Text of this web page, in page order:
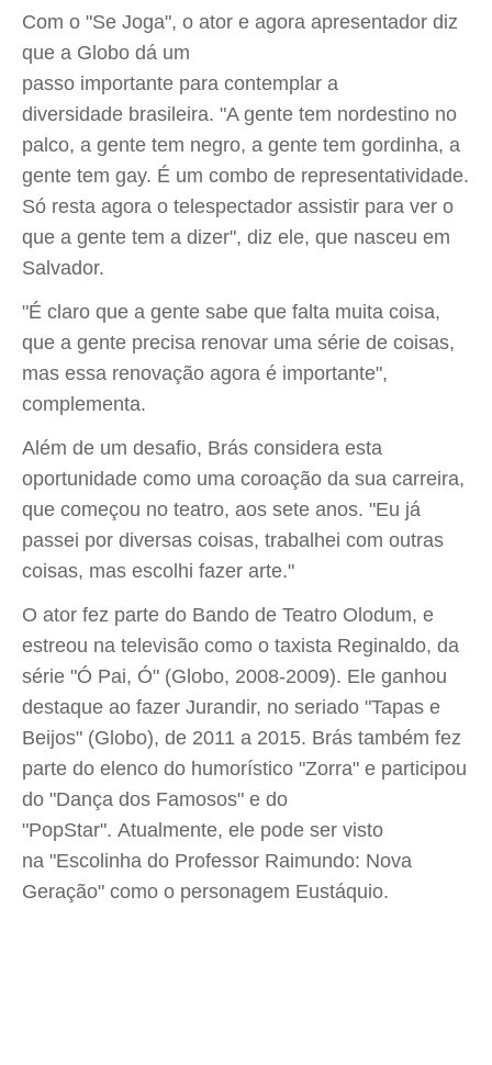
Com o "Se Joga", o ator e agora apresentador diz
que a Globo dá um
passo importante para contemplar a
diversidade brasileira. "A gente tem nordestino no
palco, a gente tem negro, a gente tem gordinha, a
gente tem gay. É um combo de representatividade.
Só resta agora o telespectador assistir para ver o
que a gente tem a dizer", diz ele, que nasceu em
Salvador.
"É claro que a gente sabe que falta muita coisa,
que a gente precisa renovar uma série de coisas,
mas essa renovação agora é importante",
complementa.
Além de um desafio, Brás considera esta
oportunidade como uma coroação da sua carreira,
que começou no teatro, aos sete anos. "Eu já
passei por diversas coisas, trabalhei com outras
coisas, mas escolhi fazer arte."
O ator fez parte do Bando de Teatro Olodum, e
estreou na televisão como o taxista Reginaldo, da
série "Ó Pai, Ó" (Globo, 2008-2009). Ele ganhou
destaque ao fazer Jurandir, no seriado "Tapas e
Beijos" (Globo), de 2011 a 2015. Brás também fez
parte do elenco do humorístico "Zorra" e participou
do "Dança dos Famosos" e do
"PopStar". Atualmente, ele pode ser visto
na "Escolinha do Professor Raimundo: Nova
Geração" como o personagem Eustáquio.